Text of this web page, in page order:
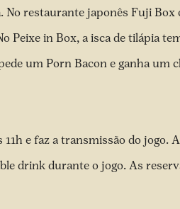
No restaurante japonês Fuji Box
Peixe in Box, a isca de tilápia
um Porn Bacon e ganha um
11h e faz a transmissão do jogo.
drink durante o jogo. As